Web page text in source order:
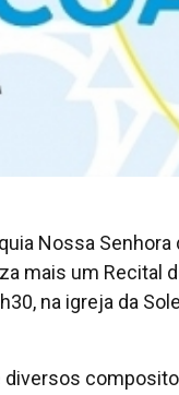
Nossa Senhora
mais um Recital
na igreja da